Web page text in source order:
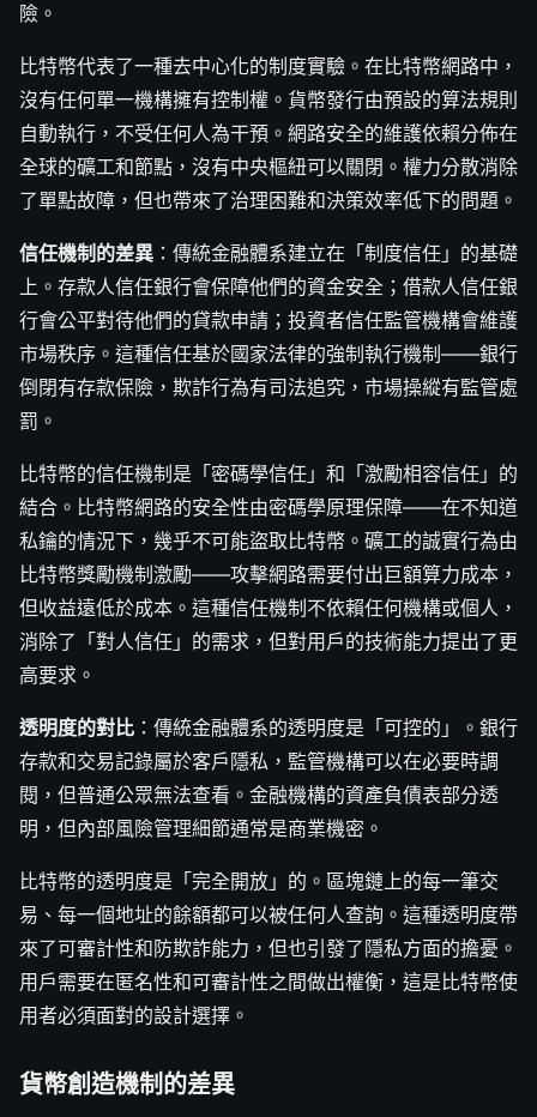
險。
比特幣代表了一種去中心化的制度實驗。在比特幣網路中，
沒有任何單一機構擁有控制權。貨幣發行由預設的算法規則
自動執行，不受任何人為干預。網路安全的維護依賴分佈在
全球的礦工和節點，沒有中央樞紐可以關閉。權力分散消除
了單點故障，但也帶來了治理困難和決策效率低下的問題。
信任機制的差異 ：傳統金融體系建立在「制度信任」的基礎
上。存款人信任銀行會保障他們的資金安全；借款人信任銀
行會公平對待他們的貸款申請；投資者信任監管機構會維護
市場秩序。這種信任基於國家法律的強制執行機制——銀行
倒閉有存款保險，欺詐行為有司法追究，市場操縱有監管處
罰。
比特幣的信任機制是「密碼學信任」和「激勵相容信任」的
結合。比特幣網路的安全性由密碼學原理保障——在不知道
私鑰的情況下，幾乎不可能盜取比特幣。礦工的誠實行為由
比特幣獎勵機制激勵——攻擊網路需要付出巨額算力成本，
但收益遠低於成本。這種信任機制不依賴任何機構或個人，
消除了「對人信任」的需求，但對用戶的技術能力提出了更
高要求。
透明度的對比 ：傳統金融體系的透明度是「可控的」。銀行
存款和交易記錄屬於客戶隱私，監管機構可以在必要時調
閱，但普通公眾無法查看。金融機構的資產負債表部分透
明，但內部風險管理細節通常是商業機密。
比特幣的透明度是「完全開放」的。區塊鏈上的每一筆交
易、每一個地址的餘額都可以被任何人查詢。這種透明度帶
來了可審計性和防欺詐能力，但也引發了隱私方面的擔憂。
用戶需要在匿名性和可審計性之間做出權衡，這是比特幣使
用者必須面對的設計選擇。
貨幣創造機制的差異